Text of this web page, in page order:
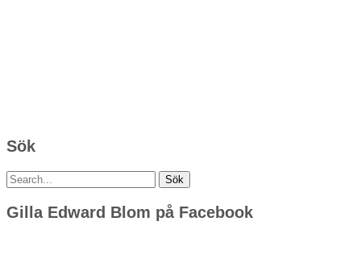
Sök
Sök
Gilla Edward Blom på Facebook